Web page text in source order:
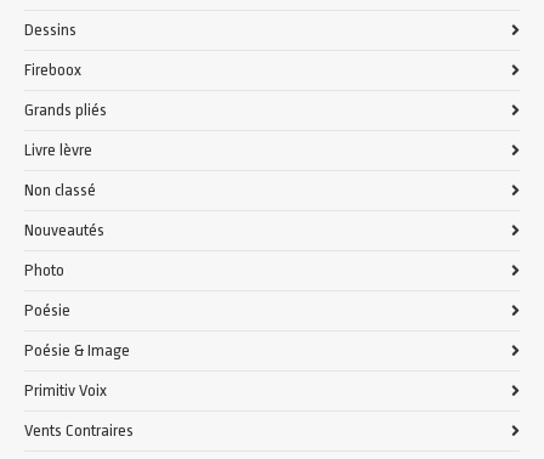
Dessins
Fireboox
Grands pliés
Livre lèvre
Non classé
Nouveautés
Photo
Poésie
Poésie & Image
Primitiv Voix
Vents Contraires